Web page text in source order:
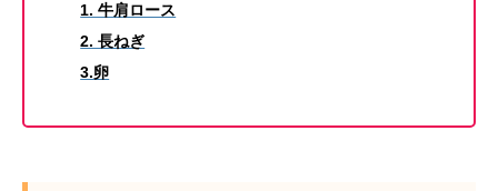
1. 牛肩ロース
2. 長ねぎ
3.卵